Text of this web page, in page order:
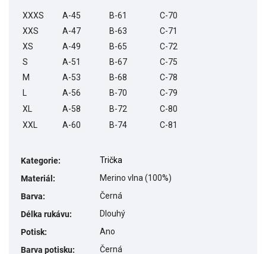
XXXS A-45 B-61
C-70
XXS
A-47 B-63
C-71
XS
A-49 B-65
C-72
S
A-51 B-67
C-75
M
A-53 B-68
C-78
L
A-56 B-70
C-79
XL
A-58 B-72
C-80
XXL
A-60 B-74 C-81
Kategorie:
Trička
Materiál :
Merino vlna (100%)
Barva:
Černá
Délka rukávu:
Dlouhý
Potisk:
Ano
Barva potisku:
Černá